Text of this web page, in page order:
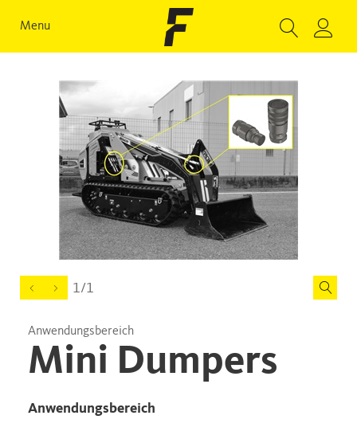
Menu
1/1
Anwendungsbereich
Mini Dumpers
Anwendungsbereich